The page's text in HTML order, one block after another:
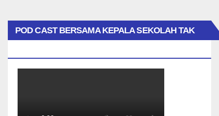
POD CAST BERSAMA KEPALA SEKOLAH TAK